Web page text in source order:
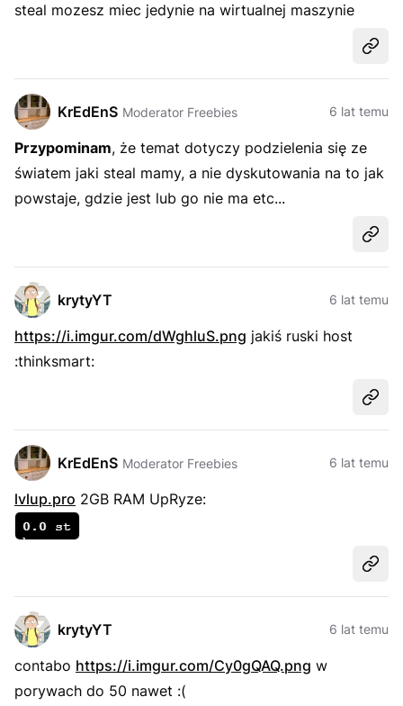
steal mozesz miec jedynie na wirtualnej maszynie
KrEdEnS Moderator Freebies 6 lat temu
Przypominam, że temat dotyczy podzielenia się ze
światem jaki steal mamy, a nie dyskutowania na to jak
powstaje, gdzie jest lub go nie ma etc...
krytyYT 6 lat temu
https://i.imgur.com/dWghluS.png jakiś ruski host
:thinksmart:
KrEdEnS Moderator Freebies 6 lat temu
lvlup.pro 2GB RAM UpRyze:
krytyYT 6 lat temu
contabo https://i.imgur.com/Cy0gQAQ.png w
porywach do 50 nawet :(